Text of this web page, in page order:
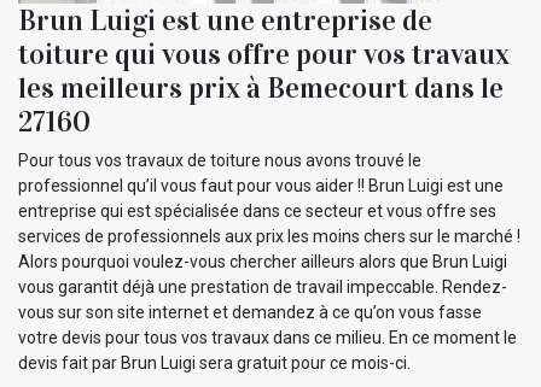
Brun Luigi est une entreprise de
toiture qui vous offre pour vos travaux
les meilleurs prix à Bemecourt dans le
27160
Pour tous vos travaux de toiture nous avons trouvé le
professionnel qu’il vous faut pour vous aider !! Brun Luigi est une
entreprise qui est spécialisée dans ce secteur et vous offre ses
services de professionnels aux prix les moins chers sur le marché !
Alors pourquoi voulez-vous chercher ailleurs alors que Brun Luigi
vous garantit déjà une prestation de travail impeccable. Rendez-
vous sur son site internet et demandez à ce qu’on vous fasse
votre devis pour tous vos travaux dans ce milieu. En ce moment le
devis fait par Brun Luigi sera gratuit pour ce mois-ci.